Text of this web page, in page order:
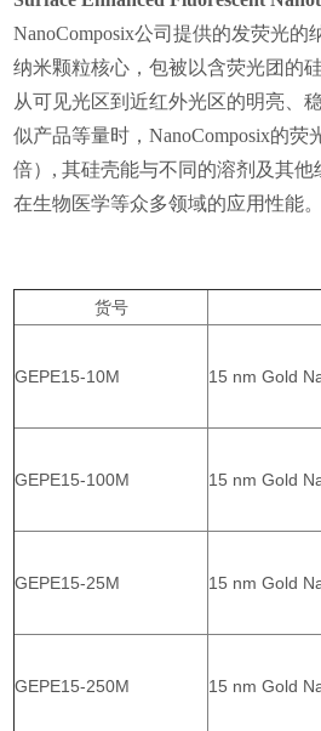
NanoComposix公司提供的发荧光的
纳米颗粒核心，包被以含荧光团的
从可见光区到近红外光区的明亮、
似产品等量时，NanoComposix的荧
倍） ,其硅壳能与不同的溶剂及其
在生物医学等众多领域的应用性能。
货号
GEPE15-10M 15 nm Gold
GEPE15-100M 15 nm Gold
GEPE15-25M 15 nm Gold
GEPE15-250M 15 nm Gold